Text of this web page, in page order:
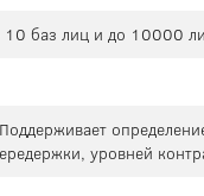
10 баз лиц и до 10000
уровней